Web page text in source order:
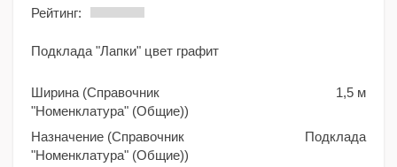
Рейтинг:
Подклада "Лапки" цвет графит
Ширина (Справочник
"Номенклатура" (Общие))
1,5 м
Назначение (Справочник
"Номенклатура" (Общие))
Подклада